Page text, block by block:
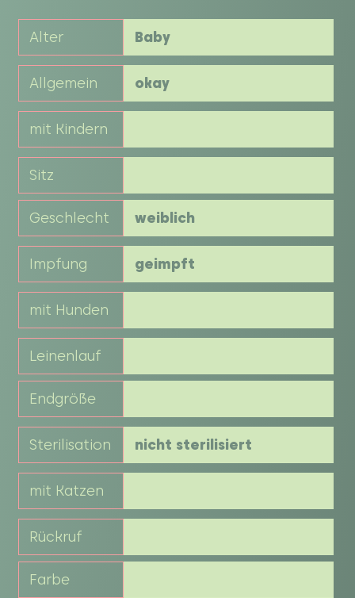
Alter Baby
Allgemein okay
mit Kindern
Sitz
Geschlecht weiblich
Impfung geimpft
mit Hunden
Leinenlauf
Endgröße
Sterilisation nicht sterilisiert
mit Katzen
Rückruf
Farbe